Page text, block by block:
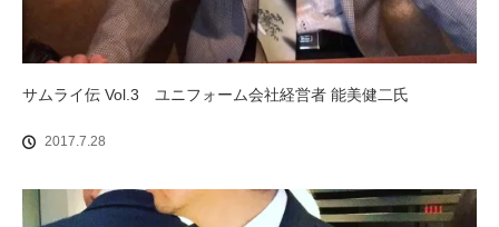
サムライ伝 Vol.3 ユニフォーム会社経営者 能美健二氏
2017.7.28